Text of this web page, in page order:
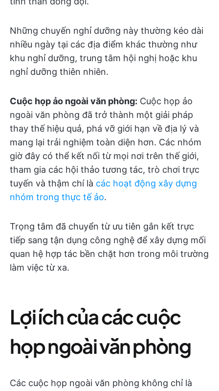
Những chuyến nghỉ dưỡng này thường kéo dài
nhiều ngày tại các địa điểm khác thường như
khu nghỉ dưỡng, trung tâm hội nghị hoặc khu
nghỉ dưỡng thiên nhiên.
Cuộc họp ảo ngoài văn phòng: Cuộc họp ảo
ngoài văn phòng đã trở thành một giải pháp
thay thế hiệu quả, phá vỡ giới hạn về địa lý và
mang lại trải nghiệm toàn diện hơn. Các nhóm
giờ đây có thể kết nối từ mọi nơi trên thế giới,
tham gia các hội thảo tương tác, trò chơi trực
tuyến và thậm chí là các hoạt động xây dựng
nhóm trong thực tế ảo.
Trọng tâm đã chuyển từ ưu tiên gắn kết trực
tiếp sang tận dụng công nghệ để xây dựng mối
quan hệ hợp tác bền chặt hơn trong môi trường
làm việc từ xa.
Lợi ích của các cuộc
họp ngoài văn phòng
Các cuộc họp ngoài văn phòng không chỉ là